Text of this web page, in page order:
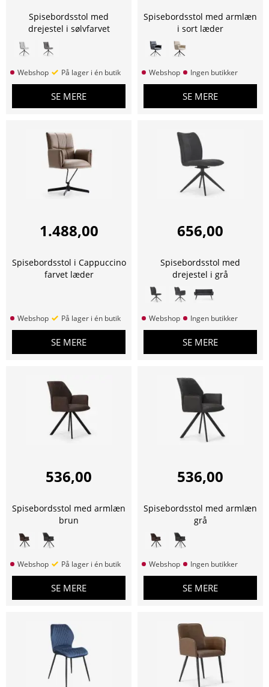
Spisebordsstol med
drejestel i sølvfarvet
Webshop På lager i én butik
SE MERE
Spisebordsstol med armlæn
i sort læder
Webshop Ingen butikker
SE MERE
1.488,00
Spisebordsstol i Cappuccino
farvet læder
Webshop På lager i én butik
SE MERE
656,00
Spisebordsstol med
drejestel i grå
Webshop Ingen butikker
SE MERE
536,00
Spisebordsstol med armlæn
brun
Webshop På lager i én butik
SE MERE
536,00
Spisebordsstol med armlæn
grå
Webshop Ingen butikker
SE MERE